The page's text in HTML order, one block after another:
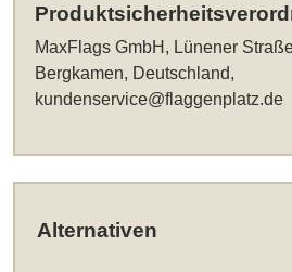
MaxFlags GmbH, Lünener
Bergkamen, Deutschland,
kundenservice@flaggenplatz.de
Alternativen